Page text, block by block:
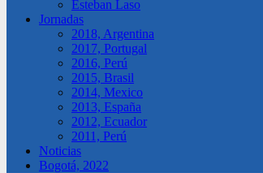
Esteban Laso
Jornadas
2018, Argentina
2017, Portugal
2016, Perú
2015, Brasil
2014, Mexico
2013, España
2012, Ecuador
2011, Perú
Noticias
Bogotá, 2022